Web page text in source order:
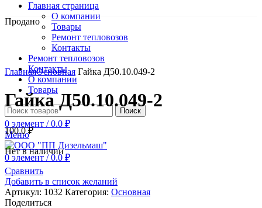
Главная страница
О компании
Товары
Ремонт тепловозов
Контакты
Ремонт тепловозов
Контакты
О компании
Товары
Поиск
0 элемент / 0.0 ₽
Меню
0элемент / 0.0₽
Продано
Нажмите, чтобы увеличить
ГлавнаяОсновная Гайка Д50.10.049-2
Гайка Д50.10.049-2
100.0₽
Нет в наличии
Сравнить
Добавить в список желаний
Артикул: 1032 Категория: Основная
Поделиться